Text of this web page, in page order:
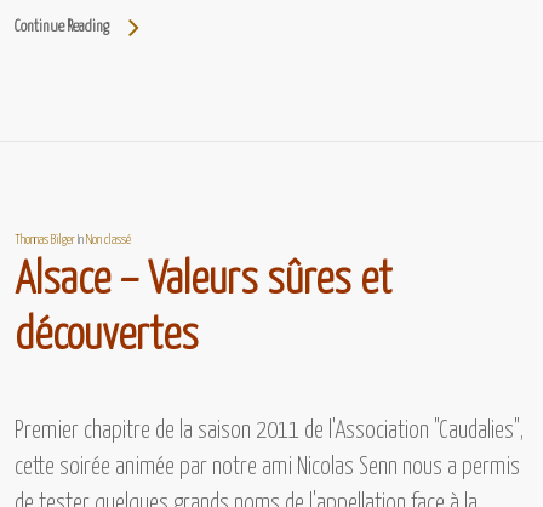
Continue Reading
Thomas Bilger InNon classé
Alsace – Valeurs sûres et
découvertes
Premier chapitre de la saison 2011 de l'Association "Caudalies",
cette soirée animée par notre ami Nicolas Senn nous a permis